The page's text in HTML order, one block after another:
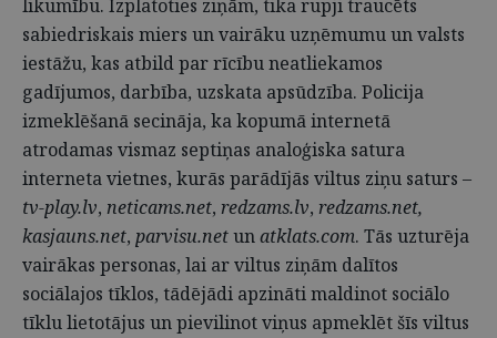
likumību. Izplatoties ziņām, tika rupji traucēts
sabiedriskais miers un vairāku uzņēmumu un valsts
iestāžu, kas atbild par rīcību neatliekamos
gadījumos, darbība, uzskata apsūdzība. Policija
izmeklēšanā secināja, ka kopumā internetā
atrodamas vismaz septiņas analoģiska satura
interneta vietnes, kurās parādījās viltus ziņu saturs –
tv-play.lv, neticams.net, redzams.lv, redzams.net,
kasjauns.net, parvisu.netunatklats.com. Tās uzturēja
vairākas personas, lai ar viltus ziņām dalītos
sociālajos tīklos, tādējādi apzināti maldinot sociālo
tīklu lietotājus un pievilinot viņus apmeklēt šīs viltus